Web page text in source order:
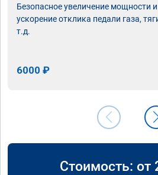
Безопасное увеличение мощности
ускорение отклика педали газа,
т.д.
6000 ₽
Стоимость: от